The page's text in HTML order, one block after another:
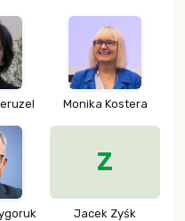
Monika Kostera
Z
Jacek Zyśk